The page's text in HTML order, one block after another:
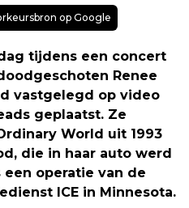
op Google
tijdens een concert
Renee
vastgelegd op video
geplaatst. Ze
World uit 1993
die in haar auto werd
operatie van de
ICE in Minnesota.